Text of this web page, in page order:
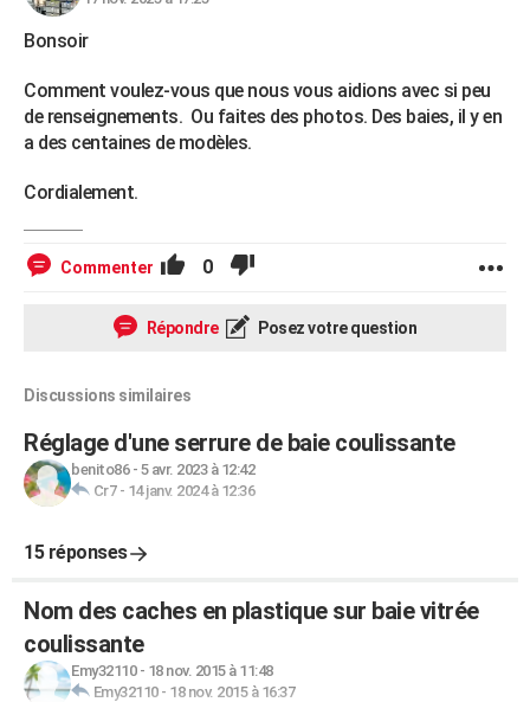
Bonsoir
Comment voulez-vous que nous vous aidions avec si peu
de renseignements. Ou faites des photos. Des baies, il y en
a des centaines de modèles.
Cordialement.
Commenter 0
Répondre Posez votre question
Discussions similaires
Réglage d'une serrure de baie coulissante
benito86- 5 avr. 2023 à 12:42
Cr7- 14 janv. 2024 à 12:36
15 réponses
Nom des caches en plastique sur baie vitrée
coulissante
Emy32110- 18 nov. 2015 à 11:48
Emy32110- 18 nov. 2015 à 16:37